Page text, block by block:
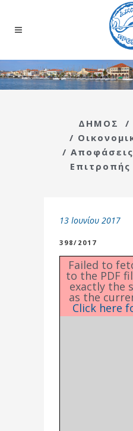
ΔΗΜΟΣ /
/
/
Επιτροπής
13 Ιουνίου 2017
398/2017
Failed to
to the PDF
exactly the
as the
Click here